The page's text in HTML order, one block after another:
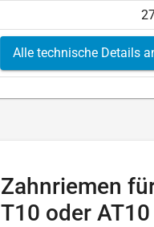
Alle technische Details
Zahnriemen
T10 oder AT10